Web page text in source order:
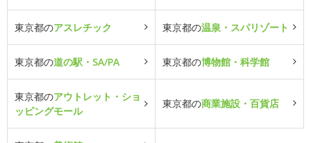
東京都のアスレチック 東京都の温泉・スパリゾート
東京都の道の駅・SA/PA 東京都の博物館・科学館
東京都のアウトレット・ショ
ッピングモール
東京都の商業施設・百貨店